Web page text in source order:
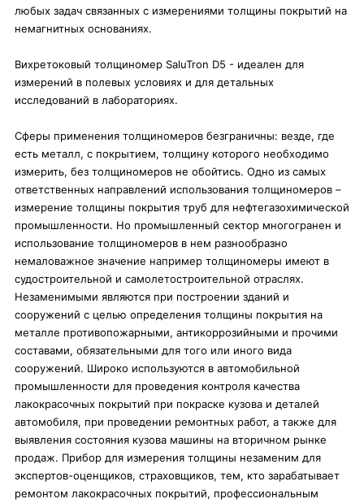
любых задач связанных с измерениями толщины покрытий на
немагнитных основаниях.
Вихретоковый толщиномер SaluTron D5 - идеален для
измерений в полевых условиях и для детальных
исследований в лабораториях.
Сферы применения толщиномеров безграничны: везде, где
есть металл, с покрытием, толщину которого необходимо
измерить, без толщиномеров не обойтись. Одно из самых
ответственных направлений использования толщиномеров –
измерение толщины покрытия труб для нефтегазохимической
промышленности. Но промышленный сектор многогранен и
использование толщиномеров в нем разнообразно
немаловажное значение например толщиномеры имеют в
судостроительной и самолетостроительной отраслях.
Незаменимыми являются при построении зданий и
сооружений с целью определения толщины покрытия на
металле противопожарными, антикоррозийными и прочими
составами, обязательными для того или иного вида
сооружений. Широко используются в автомобильной
промышленности для проведения контроля качества
лакокрасочных покрытий при покраске кузова и деталей
автомобиля, при проведении ремонтных работ, а также для
выявления состояния кузова машины на вторичном рынке
продаж. Прибор для измерения толщины незаменим для
экспертов-оценщиков, страховщиков, тем, кто зарабатывает
ремонтом лакокрасочных покрытий, профессиональным